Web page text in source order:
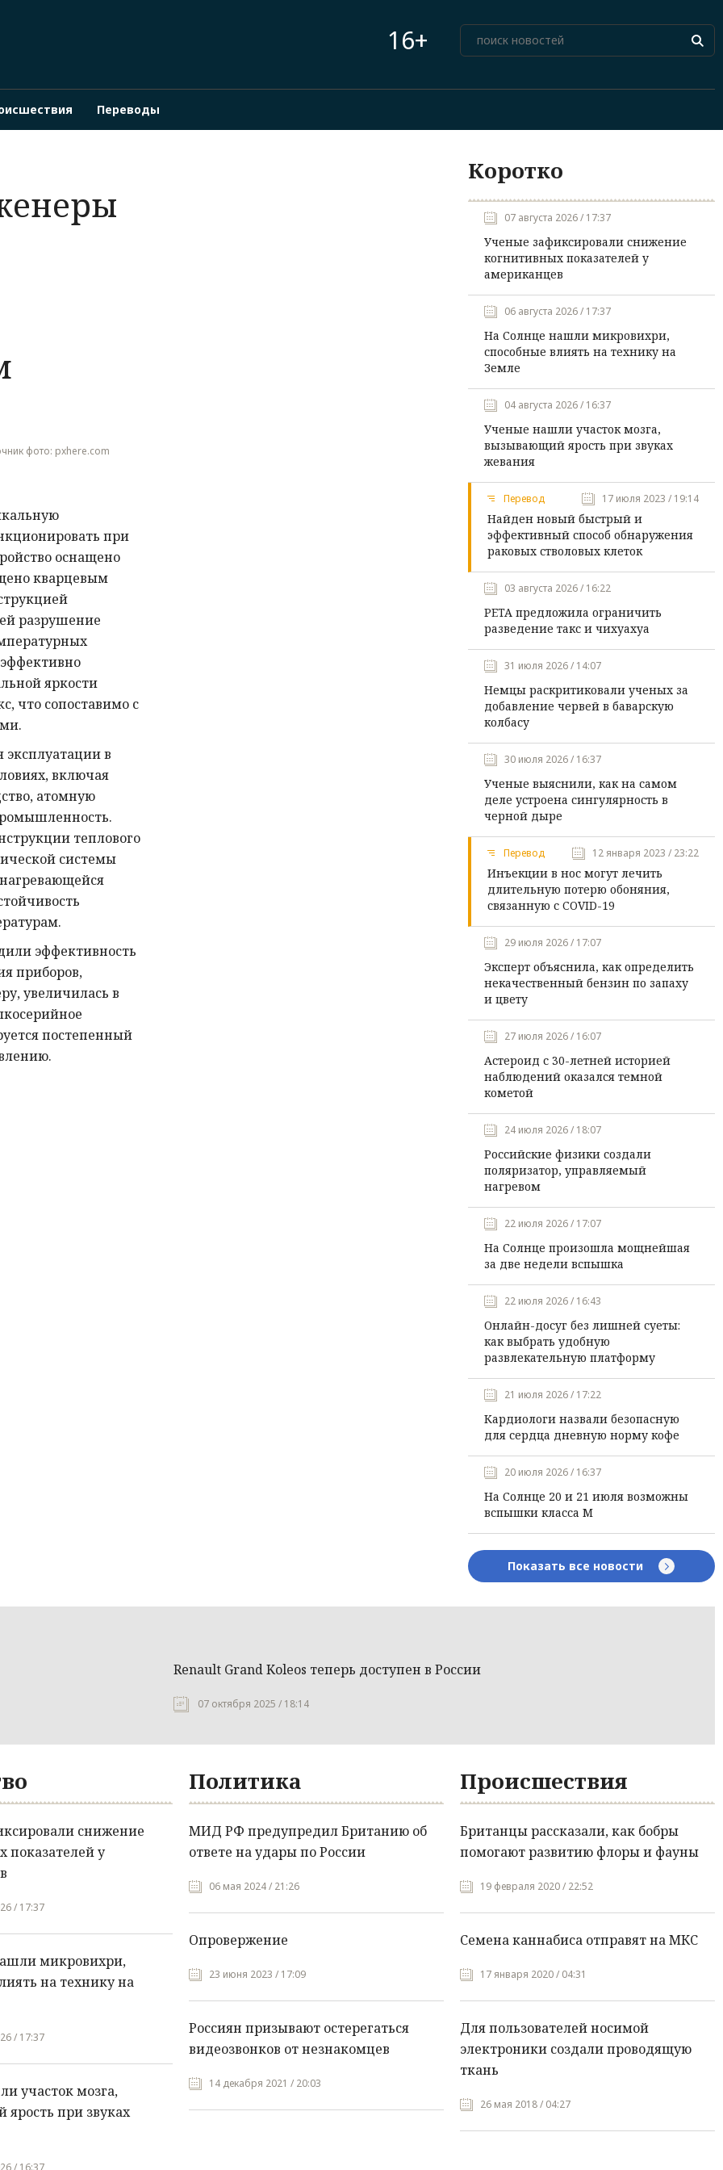
16+
Переводы
фото: pxhere.com
при
оснащено
кварцевым
разрушение
яркости
что сопоставимо с
в
включая
атомную
теплового
системы
эффективность
приборов,
увеличилась в
постепенный
Коротко
07 августа 2026 / 17:37
Ученые зафиксировали снижение
когнитивных показателей у
американцев
06 августа 2026 / 17:37
На Солнце нашли микровихри,
способные влиять на технику на
Земле
04 августа 2026 / 16:37
Ученые нашли участок мозга,
вызывающий ярость при звуках
жевания
Перевод 17 июля 2023 / 19:14
Найден новый быстрый и
эффективный способ обнаружения
раковых стволовых клеток
03 августа 2026 / 16:22
PETA предложила ограничить
разведение такс и чихуахуа
31 июля 2026 / 14:07
Немцы раскритиковали ученых за
добавление червей в баварскую
колбасу
30 июля 2026 / 16:37
Ученые выяснили, как на самом
деле устроена сингулярность в
черной дыре
Перевод 12 января 2023 / 23:22
Инъекции в нос могут лечить
длительную потерю обоняния,
связанную с COVID-19
29 июля 2026 / 17:07
Эксперт объяснила, как определить
некачественный бензин по запаху
и цвету
27 июля 2026 / 16:07
Астероид с 30-летней историей
наблюдений оказался темной
кометой
24 июля 2026 / 18:07
Российские физики создали
поляризатор, управляемый
нагревом
22 июля 2026 / 17:07
На Солнце произошла мощнейшая
за две недели вспышка
22 июля 2026 / 16:43
Онлайн-досуг без лишней суеты:
как выбрать удобную
развлекательную платформу
21 июля 2026 / 17:22
Кардиологи назвали безопасную
для сердца дневную норму кофе
20 июля 2026 / 16:37
На Солнце 20 и 21 июля возможны
вспышки класса М
Показать все новости
Renault Grand Koleos теперь доступен в России
07 октября 2025 / 18:14
снижение
показателей у
/ 17:37
микровихри,
на технику на
/ 17:37
участок мозга,
при звуках
/ 16:37
Политика
МИД РФ предупредил Британию об
ответе на удары по России
06 мая 2024 / 21:26
Опровержение
23 июня 2023 / 17:09
Россиян призывают остерегаться
видеозвонков от незнакомцев
14 декабря 2021 / 20:03
Происшествия
Британцы рассказали, как бобры
помогают развитию флоры и фауны
19 февраля 2020 / 22:52
Семена каннабиса отправят на МКС
17 января 2020 / 04:31
Для пользователей носимой
электроники создали проводящую
ткань
26 мая 2018 / 04:27